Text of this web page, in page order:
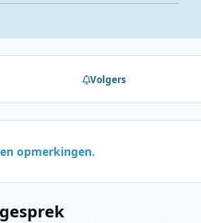
Volgers
opmerkingen.